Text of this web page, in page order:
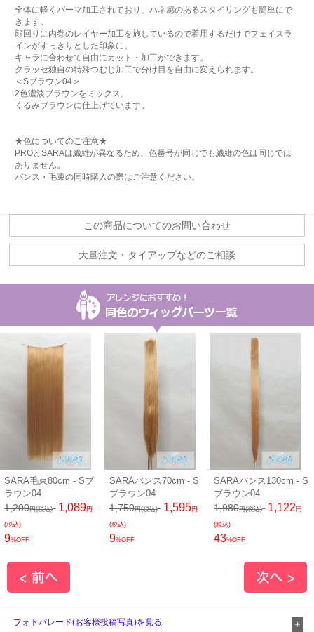
全体に軽くパーマ加工されており、ハネ感のあるスタイリングも簡単にで
きます。
顔回りに内巻のレイヤー加工を施しているので着用するだけでフェイスラ
インがすっきりとした印象に。
キャラに合わせて自由にカット・加工ができます。
クラッセ独自の特殊つむじ加工で分け目を自由に変えられます。
＜Sブラウン04＞
2色濃淡ブラウンをミックス。
くるみブラウンに仕上げています。
★色についてのご注意★
PROとSARAは繊維が異なるため、色番号が同じでも繊維の色は同じでは
ありません。
バンス・毛束の同時購入の際はご注意ください。
この商品についてのお問い合わせ
大量注文・タイアップなどのご相談
SARA毛束80cm - Sブ
ラウン04
1,200円(税込) 1,089円
(税込)
9%OFF
SARAバンス70cm - S
ブラウン04
1,750円(税込) 1,595円
(税込)
9%OFF
SARAバンス130cm - S
ブラウン04
1,980円(税込) 1,122 円
(税込)
43%OFF
フォトパレード(お客様投稿写真)を見る